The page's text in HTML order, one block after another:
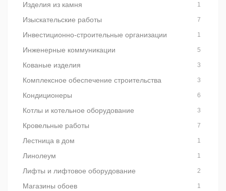
Изделия из камня 1
Изыскательские работы 7
Инвестиционно-строительные организации 1
Инженерные коммуникации 5
Кованые изделия 3
Комплексное обеспечение строительства 3
Кондиционеры 6
Котлы и котельное оборудование 3
Кровельные работы 7
Лестница в дом 1
Линолеум 1
Лифты и лифтовое оборудование 2
Магазины обоев 1